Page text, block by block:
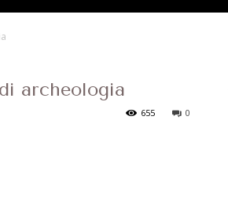
archeologia
0
655